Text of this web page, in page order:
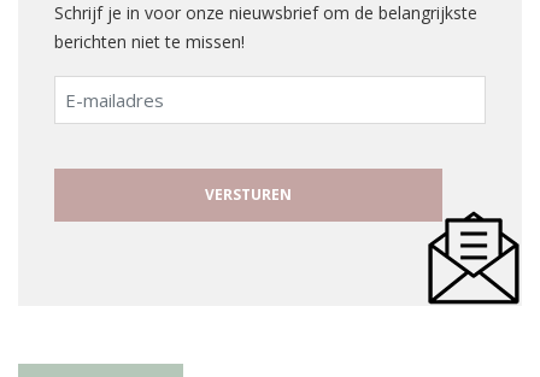
Schrijf je in voor onze nieuwsbrief om de belangrijkste
berichten niet te missen!
E-
mailadres